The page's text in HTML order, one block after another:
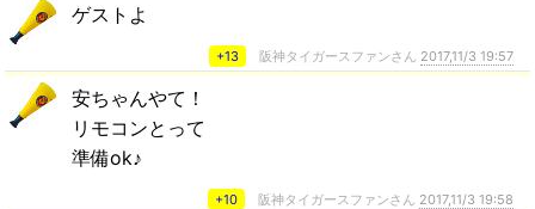
ゲストよ
+13 阪神タイガースファンさん 2017,11/3 19:57
安ちゃんやて！
リモコンとって
準備ok♪
+10 阪神タイガースファンさん 2017,11/3 19:58